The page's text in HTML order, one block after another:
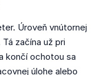
Úroveň vnútornej
začína už pri
končí ochotou sa
úlohe alebo